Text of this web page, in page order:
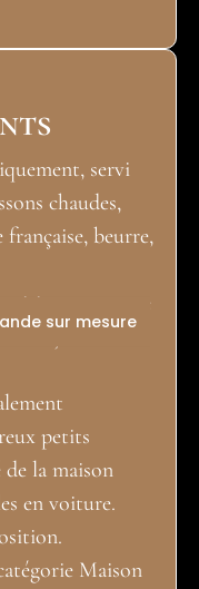
servi
chaudes,
beurre,
commune
le déjeuner ou
petits
la maison
en voiture.
Maison
sur mesure